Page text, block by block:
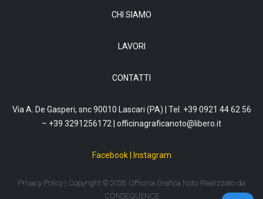
CHI SIAMO
LAVORI
CONTATTI
Via A. De Gasperi, snc 90010 Lascari (PA) | Tel. +39 0921 44 62 56
– +39 3291256172 | officinagraficanoto@libero.it
Facebook| Instagram
Privacy Policy | Copyright © 2026 Officina Grafica Noto Realizzato da
CONSEQUENCE